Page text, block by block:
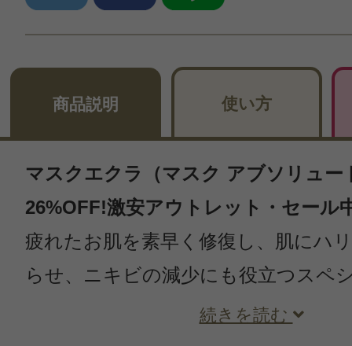
商品説明 使い方
マスクエクラ（マスク アブソリュー
26%OFF!激安アウトレット・セール
疲れたお肌を素早く修復し、肌にハ
らせ、ニキビの減少にも役立つスペ
続きを読む